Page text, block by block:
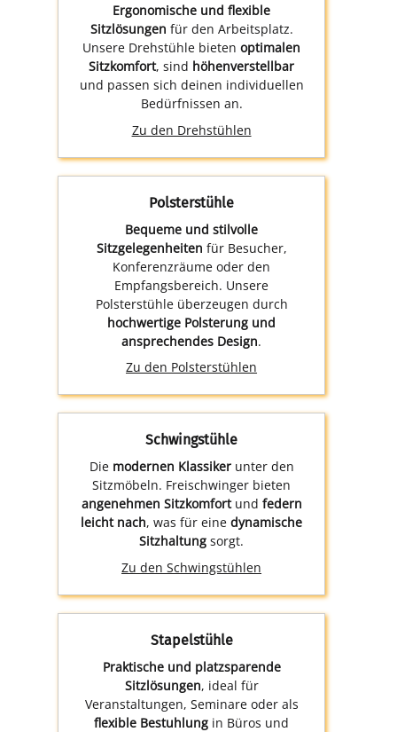
Ergonomische und flexible
Sitzlösungen für den Arbeitsplatz.
Unsere Drehstühle bietenoptimalen
Sitzkomfort, sind höhenverstellbar
und passen sich deinen individuellen
Bedürfnissen an.
Zu den Drehstühlen
Polsterstühle
Bequeme und stilvolle
Sitzgelegenheiten für Besucher,
Konferenzräume oder den
Empfangsbereich. Unsere
Polsterstühle überzeugen durch
hochwertige Polsterung und
ansprechendes Design.
Zu den Polsterstühlen
Schwingstühle
Die modernen Klassikerunter den
Sitzmöbeln. Freischwinger bieten
angenehmen Sitzkomfortund federn
leicht nach, was für einedynamische
Sitzhaltung sorgt.
Zu den Schwingstühlen
Stapelstühle
Praktische und platzsparende
Sitzlösungen, ideal für
Veranstaltungen, Seminare oder als
flexible Bestuhlung in Büros und